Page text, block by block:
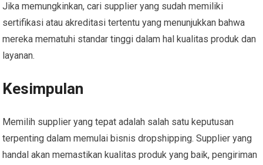
Jika memungkinkan, cari supplier yang sudah memiliki
sertifikasi atau akreditasi tertentu yang menunjukkan bahwa
mereka mematuhi standar tinggi dalam hal kualitas produk dan
layanan.
Kesimpulan
Memilih supplier yang tepat adalah salah satu keputusan
terpenting dalam memulai bisnis dropshipping. Supplier yang
handal akan memastikan kualitas produk yang baik, pengiriman